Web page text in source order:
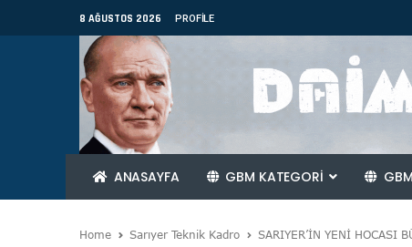
8 AĞUSTOS 2026 PROFILE
ANASAYFA GBM KATEGORİ
Home Sarıyer Teknik Kadro SARIYER’İN YENİ HOCASI